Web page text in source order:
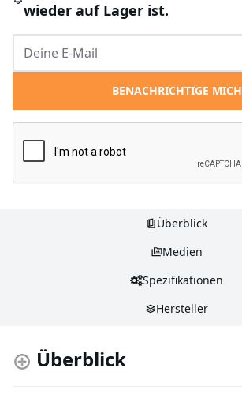
wieder auf Lager ist.
BENACHRICHTIGE MICH
Überblick
Medien
Spezifikationen
Hersteller
Überblick